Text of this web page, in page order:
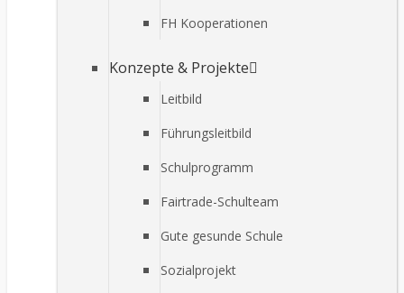
FH Kooperationen
Konzepte & Projekte
Leitbild
Führungsleitbild
Schulprogramm
Fairtrade-Schulteam
Gute gesunde Schule
Sozialprojekt